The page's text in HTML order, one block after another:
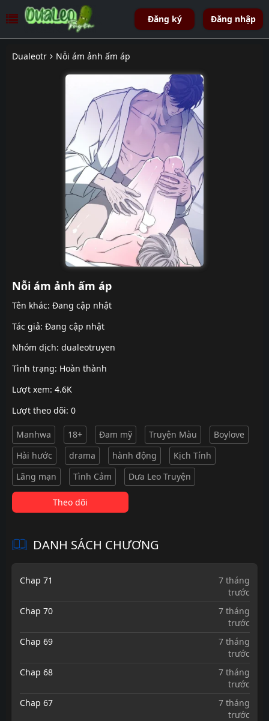
Đăng ký Đăng nhập
Dualeotr Nỗi ám ảnh ấm áp
Nỗi ám ảnh ấm áp
Tên khác: Đang cập nhật
Tác giả: Đang cập nhật
Nhóm dịch: dualeotruyen
Tình trạng: Hoàn thành
Lượt xem: 4.6K
Lượt theo dõi: 0
Manhwa 18+ Đam mỹ Truyện Màu
Boylove
Hài hước
drama hành động
Kịch Tính
Lãng mạn
Tình Cảm Dưa Leo Truyện
Theo dõi
DANH SÁCH CHƯƠNG
Chap 71
7 tháng
trước
Chap 70
7 tháng
trước
Chap 69
7 tháng
trước
Chap 68
7 tháng
trước
Chap 67
7 tháng
trước